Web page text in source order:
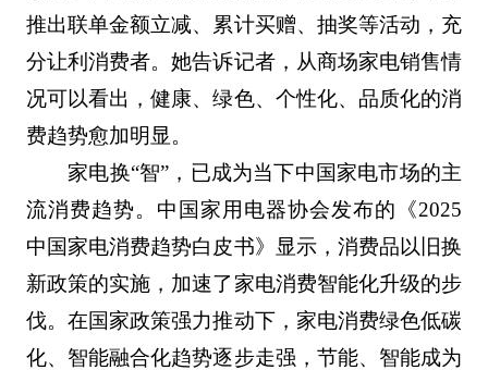
推出联单金额立减、累计买赠、抽奖等活动，充
分让利消费者。她告诉记者，从商场家电销售情
况可以看出，健康、绿色、个性化、品质化的消
费趋势愈加明显。
家电换“智”，已成为当下中国家电市场的主
流消费趋势。中国家用电器协会发布的《2025
中国家电消费趋势白皮书》显示，消费品以旧换
新政策的实施，加速了家电消费智能化升级的步
伐。在国家政策强力推动下，家电消费绿色低碳
化、智能融合化趋势逐步走强，节能、智能成为